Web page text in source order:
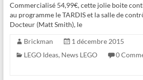
Commercialisé 54,99€, cette jolie boite
au programme le TARDIS et la salle de
Docteur (Matt Smith), le
Brickman
1 décembre 2015
LEGO Ideas, News LEGO
0